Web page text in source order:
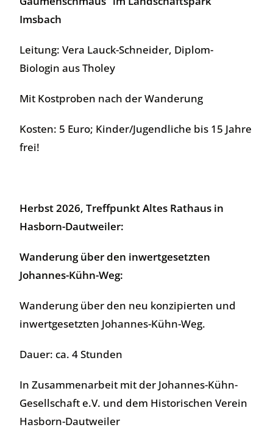
Imsbach
Leitung: Vera Lauck-Schneider, Diplom-
Biologin aus Tholey
Mit Kostproben nach der Wanderung
Kosten: 5 Euro; Kinder/Jugendliche bis 15 Jahre
frei!
Herbst 2026, Treffpunkt Altes Rathaus in
Hasborn-Dautweiler:
Wanderung über den inwertgesetzten
Johannes-Kühn-Weg:
Wanderung über den neu konzipierten und
inwertgesetzten Johannes-Kühn-Weg.
Dauer: ca. 4 Stunden
In Zusammenarbeit mit der Johannes-Kühn-
Gesellschaft e.V. und dem Historischen Verein
Hasborn-Dautweiler